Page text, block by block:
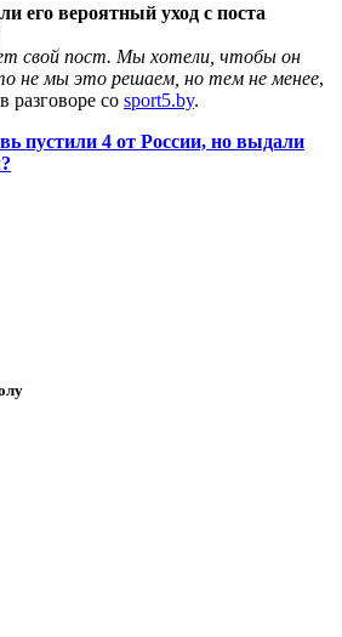
его вероятный уход с поста
свой пост. Мы хотели, чтобы он
не мы это решаем, но тем не менее,
со sport5.by.
пустили 4 от России, но выдали